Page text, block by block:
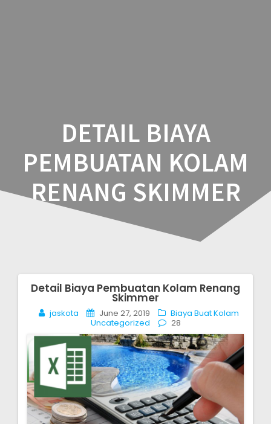
DETAIL BIAYA
PEMBUATAN KOLAM
RENANG SKIMMER
Detail Biaya Pembuatan Kolam Renang
Skimmer
jaskota June 27, 2019
Biaya Buat Kolam
Uncategorized
28
Post
navigation